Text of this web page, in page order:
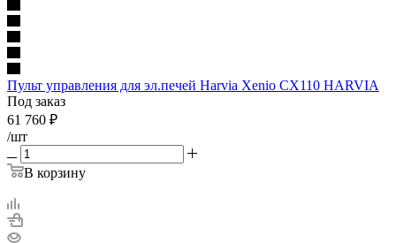
Пульт управления для эл.печей Harvia Xenio CX110 HARVIA
Под заказ
61 760 ₽
/шт
В корзину